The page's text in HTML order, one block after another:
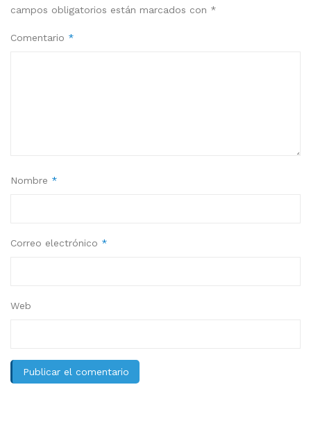
campos obligatorios están marcados con *
Comentario *
Nombre *
Correo electrónico *
Web